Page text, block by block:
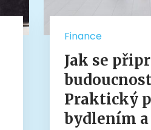
Finance
Jak se
Praktický
bydlením a